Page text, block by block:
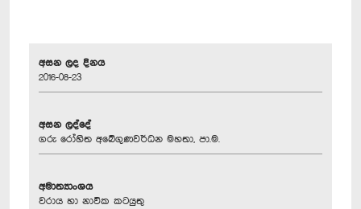
අසන ලද දිනය
2016-08-23
අසන ලද්දේ
ගරු රෝහිත අබේගුණවර්ධන මහතා, පා.ම.
අමාත්‍යාංශය
වරාය හා නාවික කටයුතු